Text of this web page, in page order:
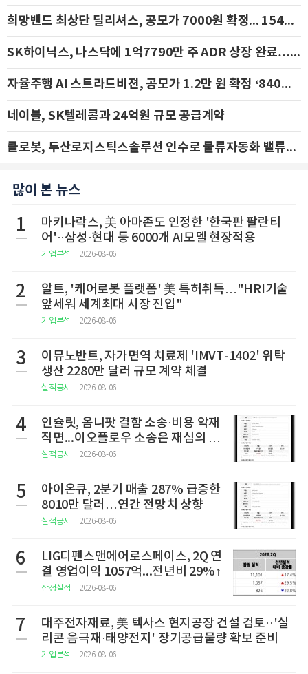
희망밴드 최상단 딜리셔스, 공모가 7000원 확정... 154억 규모 IPO 돌입
SK하이닉스, 나스닥에 1억7790만 주 ADR 상장 완료…29일 국내 추가 상장
자율주행 AI 스트라드비젼, 공모가 1.2만 원 확정 ‘840억 수혈’
네이블, SK텔레콤과 24억원 규모 공급계약
클로봇, 두산로지스틱스솔루션 인수로 물류자동화 밸류체인 확장 추진 - IBK투자증권
많이 본 뉴스
1
마키나락스, 美 아마존도 인정한 '한국판 팔란티
어'··삼성·현대 등 6000개 AI모델 현장적용
기업분석 2026-08-06
2
알트, '케어로봇 플랫폼' 美 특허취득…"HRI기술
앞세워 세계최대 시장 진입"
기업분석 2026-08-06
3
이뮤노반트, 자가면역 치료제 'IMVT-1402' 위탁
생산 2280만 달러 규모 계약 체결
실적공시 2026-08-06
4
인슐릿, 옴니팟 결함 소송·비용 악재
직면...이오플로우 소송은 재심의 청
구
실적공시 2026-08-06
5
아이온큐, 2분기 매출 287% 급증한
8010만 달러…연간 전망치 상향
실적공시 2026-08-06
6
LIG디펜스앤에어로스페이스, 2Q 연
결 영업이익 1057억...전년비 29%↑
잠정실적 2026-08-06
7
대주전자재료, 美 텍사스 현지공장 건설 검토··'실
리콘 음극재·태양전지' 장기공급물량 확보 준비
기업분석 2026-08-06